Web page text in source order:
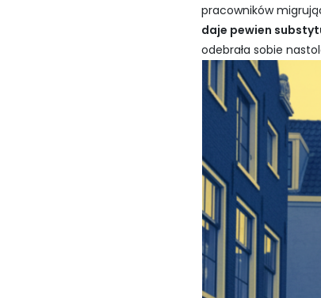
pracowników
daje pewien
odebrała sobie